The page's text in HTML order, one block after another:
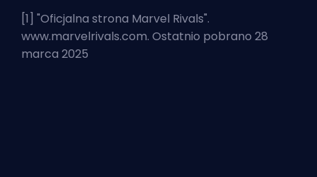
[1] "Oficjalna strona Marvel Rivals".
www.marvelrivals.com. Ostatnio pobrano 28
marca 2025